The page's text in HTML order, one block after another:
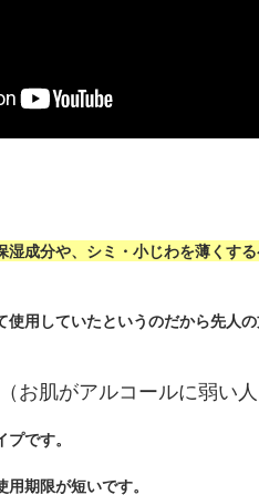
湿成分や、シミ・小じわを薄くす
使用していたというのだから先人
お肌がアルコールに弱い
プです。
期限が短いです。